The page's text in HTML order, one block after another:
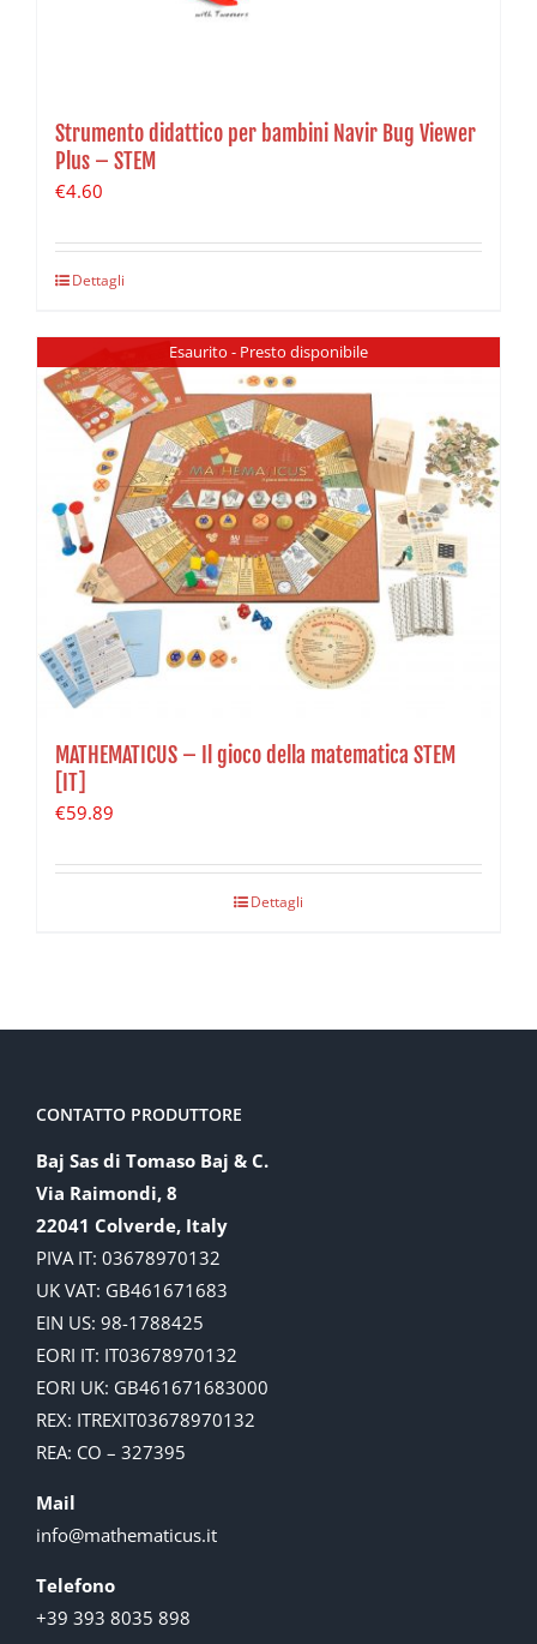
Strumento didattico per bambini Navir Bug Viewer
Plus – STEM
€4.60
Dettagli
Esaurito - Presto disponibile
MATHEMATICUS – Il gioco della matematica STEM
[IT]
€59.89
Dettagli
CONTATTO PRODUTTORE
Baj Sas di Tomaso Baj & C.
Via Raimondi, 8
22041 Colverde, Italy
PIVA IT: 03678970132
UK VAT: GB461671683
EIN US: 98-1788425
EORI IT: IT03678970132
EORI UK: GB461671683000
REX: ITREXIT03678970132
REA: CO – 327395
Mail
info@mathematicus.it
Telefono
+39 393 8035 898